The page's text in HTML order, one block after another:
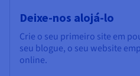
Deixe-nos alojá-lo
Crie o seu primeiro site em
seu blogue, o seu website
online.